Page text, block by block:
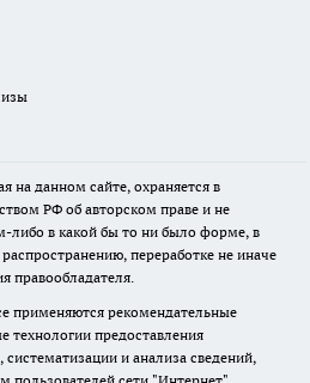
на данном сайте, охраняется в
РФ об авторском праве и не
либо в какой бы то ни было форме, в
переработке не иначе
правообладателя.
применяются рекомендательные
предоставления
и анализа сведений,